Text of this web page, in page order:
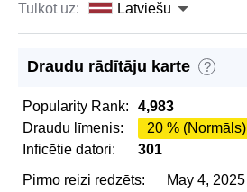
Tulkot uz:
Latviešu
Draudu rādītāju karte ?
Popularity Rank:
4,983
Draudu līmenis:
20 % (Normāls)
Inficētie datori:
301
Pirmo reizi redzēts:
May 4, 2025